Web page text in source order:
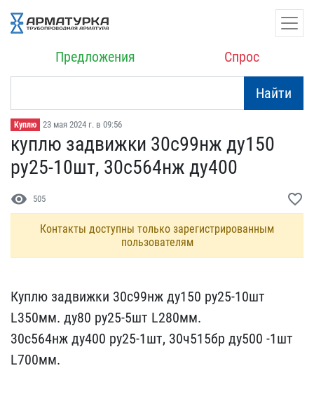
Предложения Спрос
Найти
Куплю 23 мая 2024 г. в 09:56
куплю задвижки 30с99нж д​у150
ру25-10шт, 30с564нж​ ду400
visibility 505 favorite_border
Контакты доступны только зарегистрированным
пользователям
Куплю задвижки 30с99нж д​у150 ру25-10шт
L350мм. д​у80 ру25-5шт L280мм.
30с​564нж ду400 ру25-1шт, 30​ч515бр ду500 -1шт
L700м​м.